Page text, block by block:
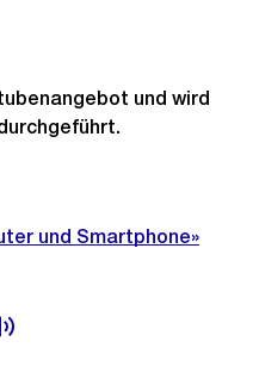
und wird
und Smartphone»